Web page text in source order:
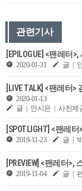
관련기사
[EPILOGUE] <팬레터
2020-01-31 글 |
[LIVE TALK] <팬레터
2020-01-13
글 | 안시은 | 사진제
[SPOTLIGHT] <팬레
2019-11-23 글 |
[PREVIEW] <팬레터
2019-11-04 글 |